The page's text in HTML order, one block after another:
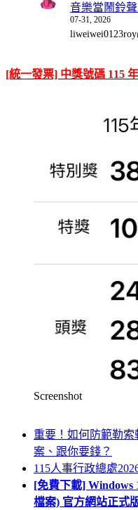
音樂當鬧鈴
07-31, 2026
[統一發票] 中獎號碼 115
Screenshot
重要！如何防範勒
案、跟你要錢？
115人事行政總處
[免費下載] Windows
檔案) 官方網站正式